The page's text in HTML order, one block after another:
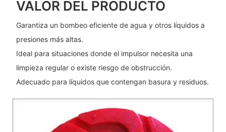
VALOR DEL PRODUCTO
Garantiza un bombeo eficiente de agua y otros líquidos a
presiones más altas.
Ideal para situaciones donde el impulsor necesita una
limpieza regular o existe riesgo de obstrucción.
Adecuado para líquidos que contengan basura y residuos.